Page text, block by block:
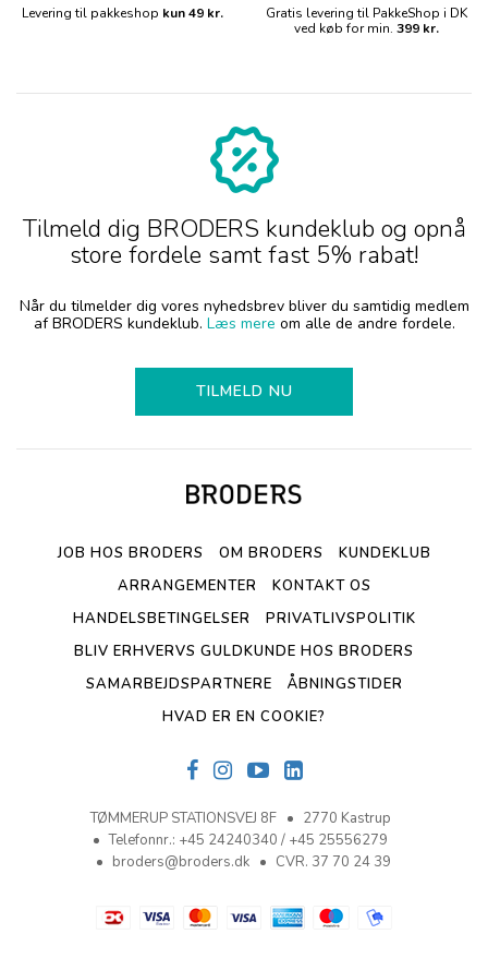
Levering til pakkeshop kun 49 kr.
Gratis levering til PakkeShop i DK
ved køb for min. 399 kr.
Tilmeld dig BRODERS kundeklub og opnå
store fordele samt fast 5% rabat!
Når du tilmelder dig vores nyhedsbrev bliver du samtidig medlem
af BRODERS kundeklub. Læs mere om alle de andre fordele.
TILMELD NU
JOB HOS BRODERS OM BRODERS
KUNDEKLUB
ARRANGEMENTER
KONTAKT OS
HANDELSBETINGELSER
PRIVATLIVSPOLITIK
BLIV ERHVERVS GULDKUNDE HOS BRODERS
SAMARBEJDSPARTNERE
ÅBNINGSTIDER
HVAD ER EN COOKIE?
TØMMERUP STATIONSVEJ 8F
2770 Kastrup
Telefonnr.: +45 24240340 / +45 25556279
broders@broders.dk
CVR. 37 70 24 39